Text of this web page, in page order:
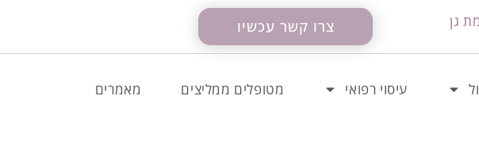
צרו קשר עכשיו
עיסוי רפואי מטופלים ממליצים מאמרים